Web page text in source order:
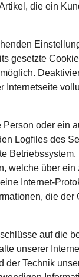
die ein
gesetzte
Internetseite
oder ein
Logfiles des
Betriebssystem,
welche über
Internet-
die
auf die
unserer
Technik